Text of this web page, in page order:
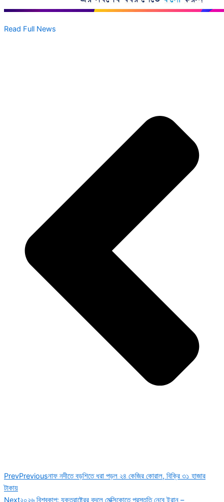
Read Full News
PrevPreviousনাফ নদীতে বড়শিতে ধরা পড়ল ২৪ কেজির কোরাল, বিক্রি ৩১ হাজার
টাকায়
Next২০২৬ বিশ্বকাপ: যুক্তরাষ্ট্রের বদলে মেক্সিকোতে প্রস্তুতি নেবে ইরান –